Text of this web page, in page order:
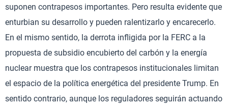
suponen contrapesos importantes. Pero resulta evidente que
enturbian su desarrollo y pueden ralentizarlo y encarecerlo.
En el mismo sentido, la derrota infligida por la FERC a la
propuesta de subsidio encubierto del carbón y la energía
nuclear muestra que los contrapesos institucionales limitan
el espacio de la política energética del presidente Trump. En
sentido contrario, aunque los reguladores seguirán actuando